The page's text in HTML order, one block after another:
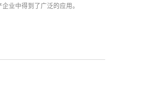
业中得到了广泛的应用。